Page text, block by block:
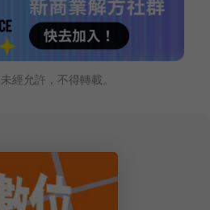
經允許，不得轉載。